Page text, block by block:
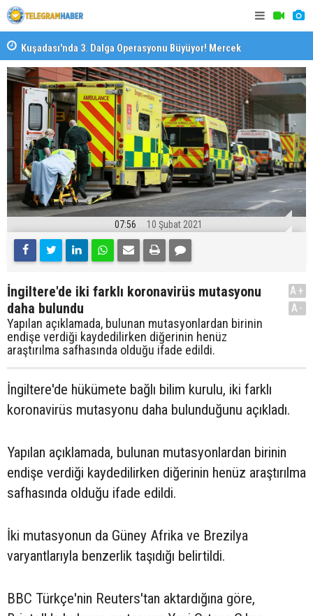
Kuşadası'nda 3. Dalga Operasyonu Büyüyor! Mercek
Altındaki Dosya: 2023 İmar Planları
07:56 10 Şubat 2021
İngiltere'de iki farklı koronavirüs mutasyonu
daha bulundu
Yapılan açıklamada, bulunan mutasyonlardan birinin
endişe verdiği kaydedilirken diğerinin henüz
araştırılma safhasında olduğu ifade edildi.
A+
A-
İngiltere'de hükümete bağlı bilim kurulu, iki farklı
koronavirüs mutasyonu daha bulunduğunu açıkladı.
Yapılan açıklamada, bulunan mutasyonlardan birinin
endişe verdiği kaydedilirken diğerinin henüz araştırılma
safhasında olduğu ifade edildi.
İki mutasyonun da Güney Afrika ve Brezilya
varyantlarıyla benzerlik taşıdığı belirtildi.
BBC Türkçe'nin Reuters'tan aktardığına göre,